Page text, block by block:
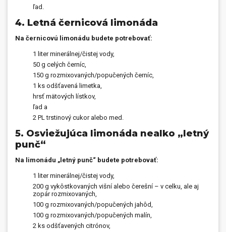
ľad.
4. Letná černicová limonáda
Na černicovú limonádu budete potrebovať:
1 liter minerálnej/čistej vody,
50 g celých černíc,
150 g rozmixovaných/popučených černíc,
1 ks odšťavená limetka,
hrsť mätových lístkov,
ľad a
2 PL trstinový cukor alebo med.
5. Osviežujúca limonáda nealko „letný
punč“
Na limonádu „letný punč“ budete potrebovať:
1 liter minerálnej/čistej vody,
200 g vykôstkovaných višní alebo čerešní – v celku, ale aj
zopár rozmixovaných,
100 g rozmixovaných/popučených jahôd,
100 g rozmixovaných/popučených malín,
2 ks odšťavených citrónov,